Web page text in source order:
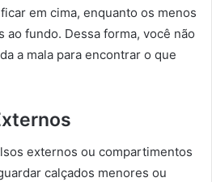
em cima, enquanto os menos
ao fundo. Dessa forma, você não
a mala para encontrar o que
externos ou compartimentos
calçados menores ou